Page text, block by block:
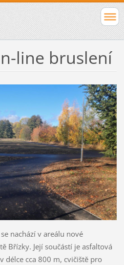
line bruslení
nachází v areálu nové
Břízky. Její součástí je asfaltová
délce cca 800 m, cvičiště pro